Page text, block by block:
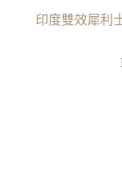
印度雙效犀利